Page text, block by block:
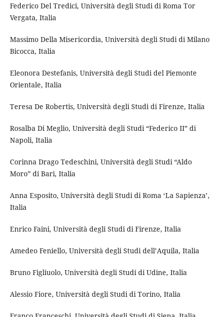
Federico Del Tredici, Università degli Studi di Roma Tor
Vergata, Italia
Massimo Della Misericordia, Università degli Studi di Milano
Bicocca, Italia
Eleonora Destefanis, Università degli Studi del Piemonte
Orientale, Italia
Teresa De Robertis, Università degli Studi di Firenze, Italia
Rosalba Di Meglio, Università degli Studi “Federico II” di
Napoli, Italia
Corinna Drago Tedeschini, Università degli Studi “Aldo
Moro” di Bari, Italia
Anna Esposito, Università degli Studi di Roma ‘La Sapienza’,
Italia
Enrico Faini, Università degli Studi di Firenze, Italia
Amedeo Feniello, Università degli Studi dell’Aquila, Italia
Bruno Figliuolo, Università degli Studi di Udine, Italia
Alessio Fiore, Università degli Studi di Torino, Italia